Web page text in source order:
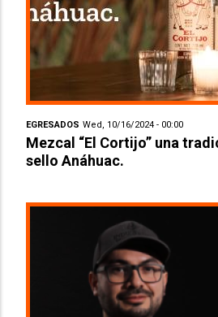
EGRESADOS Wed, 10/16/2024 - 00:00
Mezcal “El Cortijo” una
sello Anáhuac.